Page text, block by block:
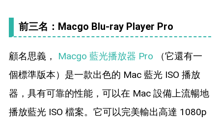
前三名：Macgo Blu-ray Player Pro
顧名思義， Macgo 藍光播放器 Pro （它還有一
個標準版本）是一款出色的 Mac 藍光 ISO 播放
器，具有可靠的性能，可以在 Mac 設備上流暢地
播放藍光 ISO 檔案。它可以完美輸出高達 1080p